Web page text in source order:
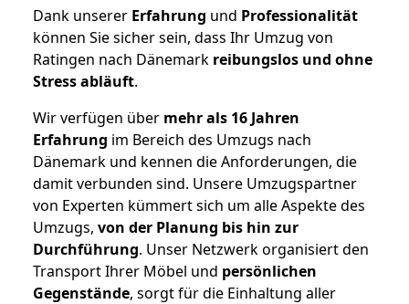
Dank unserer Erfahrung und Professionalität
können Sie sicher sein, dass Ihr Umzug von
Ratingen nach Dänemark reibungslos und ohne
Stress abläuft.
Wir verfügen über mehr als 16 Jahren
Erfahrung im Bereich des Umzugs nach
Dänemark und kennen die Anforderungen, die
damit verbunden sind. Unsere Umzugspartner
von Experten kümmert sich um alle Aspekte des
Umzugs, von der Planung bis hin zur
Durchführung. Unser Netzwerk organisiert den
Transport Ihrer Möbel und persönlichen
Gegenstände, sorgt für die Einhaltung aller